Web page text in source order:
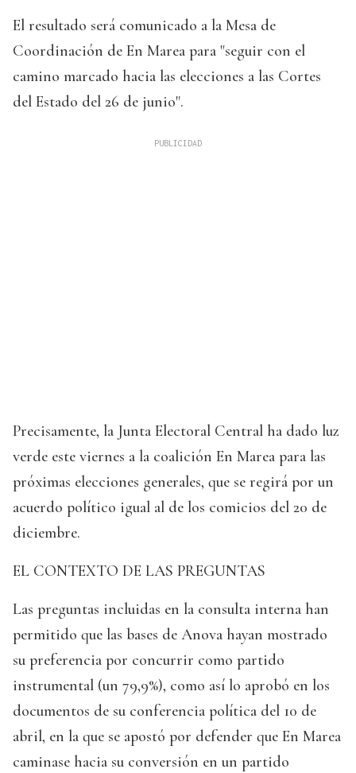
El resultado será comunicado a la Mesa de
Coordinación de En Marea para "seguir con el
camino marcado hacia las elecciones a las Cortes
del Estado del 26 de junio".
Precisamente, la Junta Electoral Central ha dado luz
verde este viernes a la coalición En Marea para las
próximas elecciones generales, que se regirá por un
acuerdo político igual al de los comicios del 20 de
diciembre.
EL CONTEXTO DE LAS PREGUNTAS
Las preguntas incluidas en la consulta interna han
permitido que las bases de Anova hayan mostrado
su preferencia por concurrir como partido
instrumental (un 79,9%), como así lo aprobó en los
documentos de su conferencia política del 10 de
abril, en la que se apostó por defender que En Marea
caminase hacia su conversión en un partido